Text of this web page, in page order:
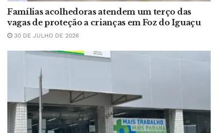
Famílias acolhedoras atendem um terço das
vagas de proteção a crianças em Foz do Iguaçu
30 DE JULHO DE 2026